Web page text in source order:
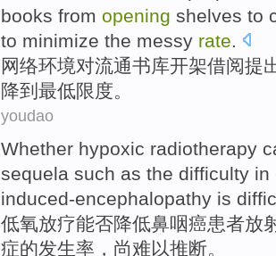
books from opening shelves to
to minimize the messy rate
网络环境对流通书库开架借阅提
降到最低限度。
youdao
Whether hypoxic radiotherapy
sequela such as the difficulty in
induced-encephalopathy is
低氧放疗能否降低鼻咽癌患者放
症的发生率 ，尚难以推断。